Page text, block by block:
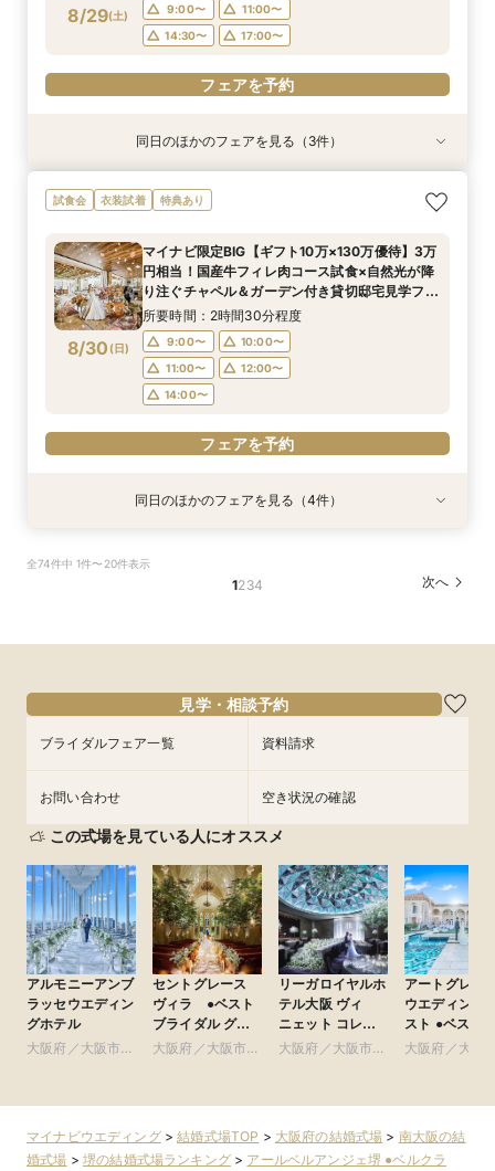
フェアを予約
フェアを予約
フェアを予約
8/29(土) 9:00〜
11:00〜
14:30〜
17:00〜
フェアを予約
衣装試着 特典あり
8/29(土)
【愛犬とずっと一緒】挙式も披露宴も叶うペット
婚相談フェア｜マイナビ限定BIG＼Amazonギフ
所要時間：2時間程度
9:00〜
11:00〜
14:30〜
フェアを予約
特典あり
8/29(土)
【初めての方も2軒目の方も◎】60分でご案内！
クイックフェア
10:00〜
13:00〜
15:00〜
16:00〜
フェアを予約
特典あり
8/29(土)
【挙式＆会食*10名59万～】家族だけのシンプル
WD！少人数W相談フェア
10:00〜
11:00〜
14:30〜
16:00〜
フェアを予約
同日のほかのフェアを見る（3件）
試食会 衣装試着 特典あり
8/30 (日)
マイナビ限定BIG【ギフト10万×130万優待】3万
円相当！国産牛フィレ肉コース試食×自然光が降
り注ぐチャペル＆ガーデン付き貸切邸宅見学フェ
ア
所要時間：2時間30分程度
9:00〜
10:00〜
11:00〜
12:00〜
14:00〜
フェアを予約
衣装試着 特典あり
8/30
き】ギフト10万×130万優待◆自然光が降り注ぐ
美しいチャペル＆ガーデン付き貸切邸宅見学フェ
9:00〜
11:00〜
フェアを予約
衣装試着 特典あり
8/30
婚相談フェア｜マイナビ限定BIG＼Amazonギフ
ト10万円など最大130万円優待付き／
9:00〜
11:00〜
フェアを予約
特典あり
8/30
クイックフェア
フェアを予約
特典あり
8/30
WD！少人数W相談フェア
フェアを予約
同日のほかのフェアを見る（4件）
全74件中 1件〜20件表示
1234 次へ
見学・相談予約
ブライダルフェア一覧 資料請求
お問い合わせ 空き状況の確認
この式場を見ている人にオススメ
アルモニーアンブ
ラッセウエディン
グホテル
大阪府／大阪市北
セントグレース
ヴィラ ●ベスト
ブライダル グ
ループ
大阪府／大阪市南
リーガロイヤルホ
テル大阪 ヴィ
ニェット コレク
ション
大阪府／大阪市北
アートグレイ
ウエディング
スト ●ベストブラ
イダル グル
大阪府／大阪
マイナビウエディング>結婚式場TOP > 大阪府の結婚式場 > 南大阪の結
婚式場 >堺の結婚式場ランキング> アールベルアンジェ堺 ●ベルクラ